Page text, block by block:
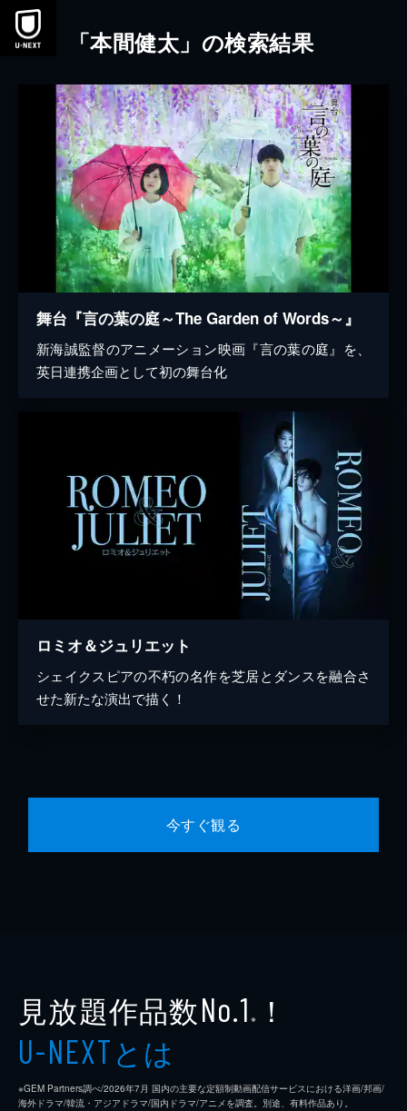
本文へスキップ
「本間健太」の検索結果
舞台『言の葉の庭～The Garden of Words～』
新海誠監督のアニメーション映画『言の葉の庭』を、
英日連携企画として初の舞台化
ロミオ＆ジュリエット
シェイクスピアの不朽の名作を芝居とダンスを融合さ
せた新たな演出で描く！
今すぐ観る
見放題作品数No.1 ※ ！
U-NEXTとは
※GEM Partners調べ/2026年7⽉ 国内の主要な定額制動画配信サービスにおける洋画/邦画/
海外ドラマ/韓流・アジアドラマ/国内ドラマ/アニメを調査。別途、有料作品あり。